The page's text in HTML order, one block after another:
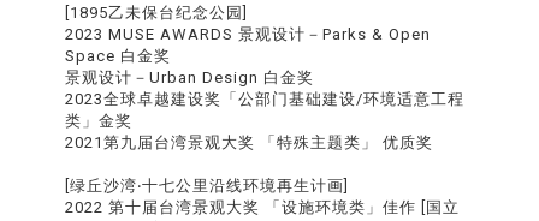
[1895乙未保台纪念公园]
2023 MUSE AWARDS 景观设计－Parks & Open
Space 白金奖
景观设计－Urban Design 白金奖
2023全球卓越建设奖「公部门基础建设/环境适意工程
类」金奖
2021第九届台湾景观大奖 「特殊主题类」 优质奖
[绿丘沙湾‧十七公里沿线环境再生计画]
2022 第十届台湾景观大奖 「设施环境类」佳作 [国立